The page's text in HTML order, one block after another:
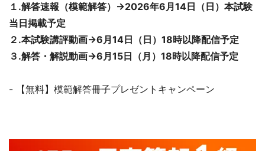
１.解答速報（模範解答）→2026年6月14日（日）本試験
当日掲載予定
２.本試験講評動画→6月14日（日）18時以降配信予定
３.解答・解説動画→6月15日（月）18時以降配信予定
- 【無料】模範解答冊子プレゼントキャンペーン